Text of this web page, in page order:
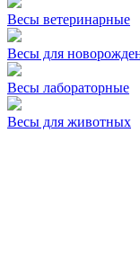
Весы ветеринарные
Весы для
Весы лабораторные
Весы для животных